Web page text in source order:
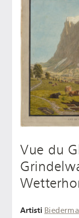
Vue du
Artisti